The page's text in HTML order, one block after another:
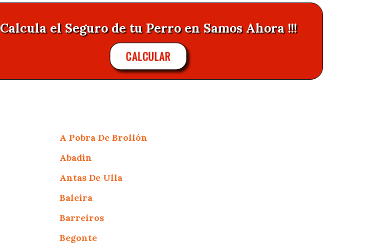
Calcula el Seguro de tu Perro en Samos Ahora !!!
CALCULAR
A Pobra De Brollón
Abadin
Antas De Ulla
Baleira
Barreiros
Begonte